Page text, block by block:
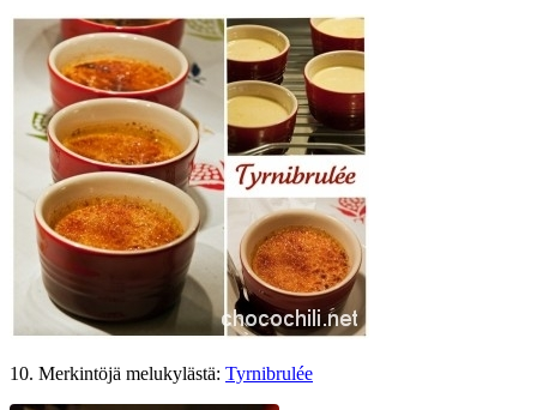
10. Merkintöjä melukylästä: Tyrnibrulée